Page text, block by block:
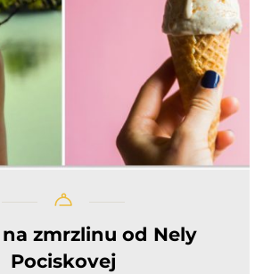
na zmrzlinu od Nely
Pociskovej